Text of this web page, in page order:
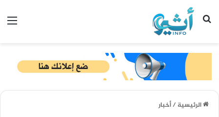
بحث عن
الرئيسية/أخبار